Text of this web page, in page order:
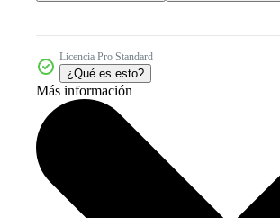
Licencia Pro Standard
¿Qué es esto?
Más información